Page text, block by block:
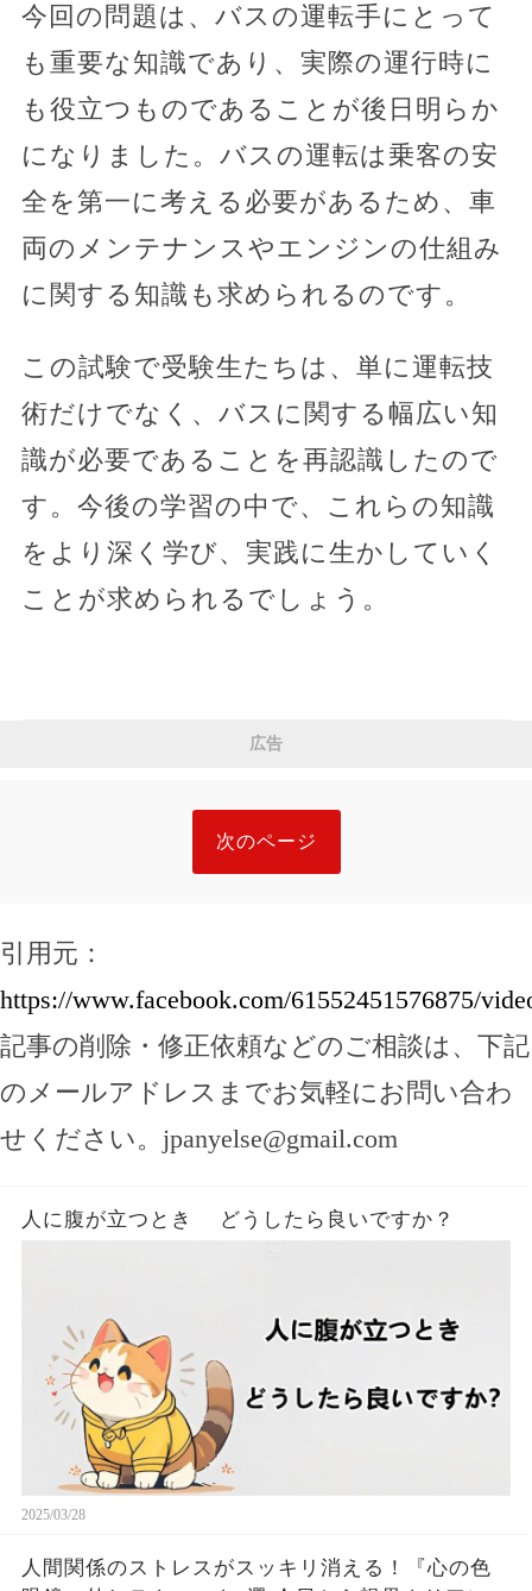
今回の問題は、バスの運転手にとって
も重要な知識であり、実際の運行時に
も役立つものであることが後日明らか
になりました。バスの運転は乗客の安
全を第一に考える必要があるため、車
両のメンテナンスやエンジンの仕組み
に関する知識も求められるのです。
この試験で受験生たちは、単に運転技
術だけでなく、バスに関する幅広い知
識が必要であることを再認識したので
す。今後の学習の中で、これらの知識
をより深く学び、実践に生かしていく
ことが求められるでしょう。
広告
次のページ
引用元：
https://www.facebook.com/61552451576875/
記事の削除・修正依頼などのご相談は、下記
のメールアドレスまでお気軽にお問い合わ
せください。 jpanyelse@gmail.com
人に腹が立つとき どうしたら良いですか？
2025/03/28
人間関係のストレスがスッキリ消える！『心の色